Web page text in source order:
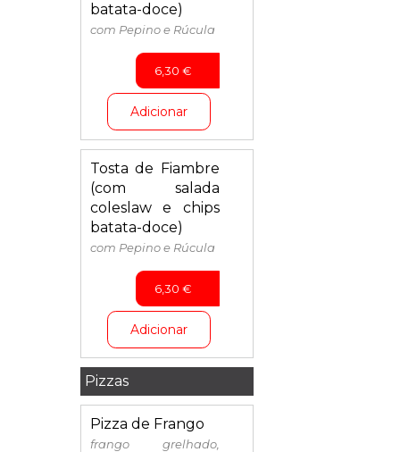
batata-doce)
com Pepino e Rúcula
6,30 €
Adicionar
Tosta de Fiambre
(com salada
coleslaw e chips
batata-doce)
com Pepino e Rúcula
6,30 €
Adicionar
Pizzas
Pizza de Frango
frango grelhado,